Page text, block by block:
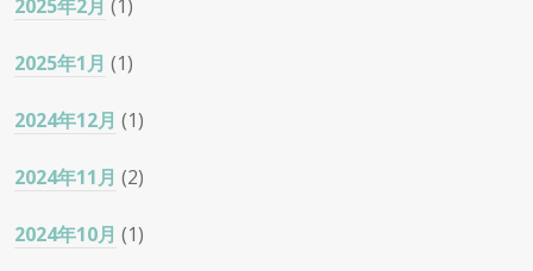
2025年2月 (1)
2025年1月 (1)
2024年12月 (1)
2024年11月 (2)
2024年10月 (1)